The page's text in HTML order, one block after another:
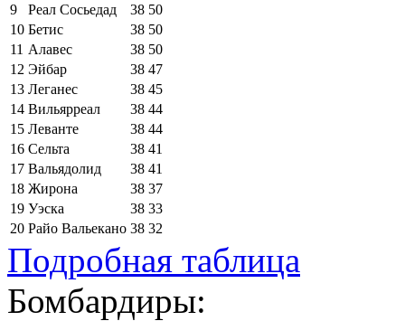
9
Реал Сосьедад 38 50
10 Бетис 38 50
11 Алавес 38 50
12 Эйбар 38 47
13 Леганес 38 45
14 Вильярреал 38 44
15 Леванте 38 44
16 Сельта 38 41
17 Вальядолид 38 41
18 Жирона 38 37
19 Уэска 38 33
20 Райо Вальекано 38 32
Подробная таблица
Бомбардиры: